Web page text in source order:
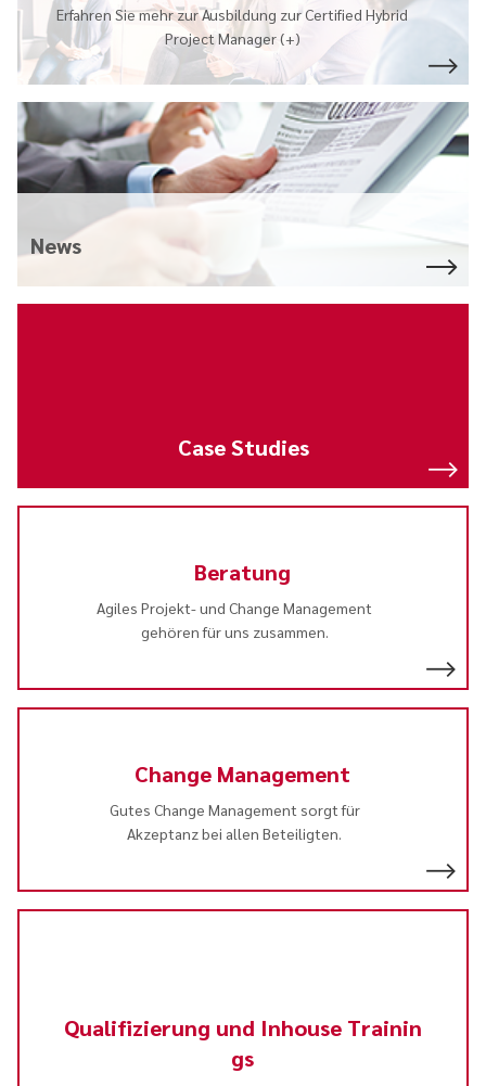
Erfahren Sie mehr zur Ausbildung zur Certified Hybrid
Project Manager (+)
News
Case Studies
Beratung
Agiles Projekt- und Change Management
gehören für uns zusammen.
Change Management
Gutes Change Management sorgt für
Akzeptanz bei allen Beteiligten.
Qualifizierung und Inhouse Trainin
gs